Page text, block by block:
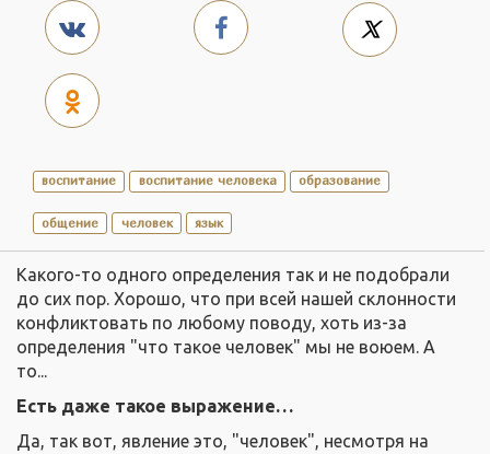
воспитание воспитание человека образование
общение человек язык
Какого-то одного определения так и не подобрали
до сих пор. Хорошо, что при всей нашей склонности
конфликтовать по любому поводу, хоть из-за
определения "что такое человек" мы не воюем. А
то...
Есть даже такое выражение…
Да, так вот, явление это, "человек", несмотря на